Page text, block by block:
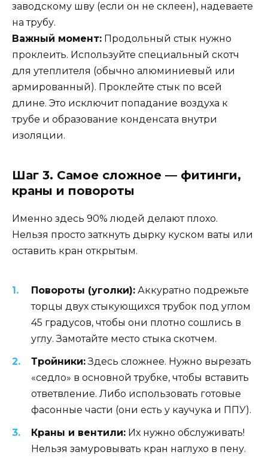
заводскому шву (если он не склеен), надеваете
на трубу.
Важный момент: Продольный стык нужно
проклеить. Используйте специальный скотч
для утеплителя (обычно алюминиевый или
армированный). Проклейте стык по всей
длине. Это исключит попадание воздуха к
трубе и образование конденсата внутри
изоляции.
Шаг 3. Самое сложное — фитинги,
краны и повороты
Именно здесь 90% людей делают плохо.
Нельзя просто заткнуть дырку куском ваты или
оставить кран открытым.
Повороты (уголки): Аккуратно подрежьте
торцы двух стыкующихся трубок под углом
45 градусов, чтобы они плотно сошлись в
углу. Замотайте место стыка скотчем.
Тройники:Здесь сложнее. Нужно вырезать
«седло» в основной трубке, чтобы вставить
ответвление. Либо использовать готовые
фасонные части (они есть у каучука и ППУ).
Краны и вентили: Их нужно обслуживать!
Нельзя замуровывать кран наглухо в пену.